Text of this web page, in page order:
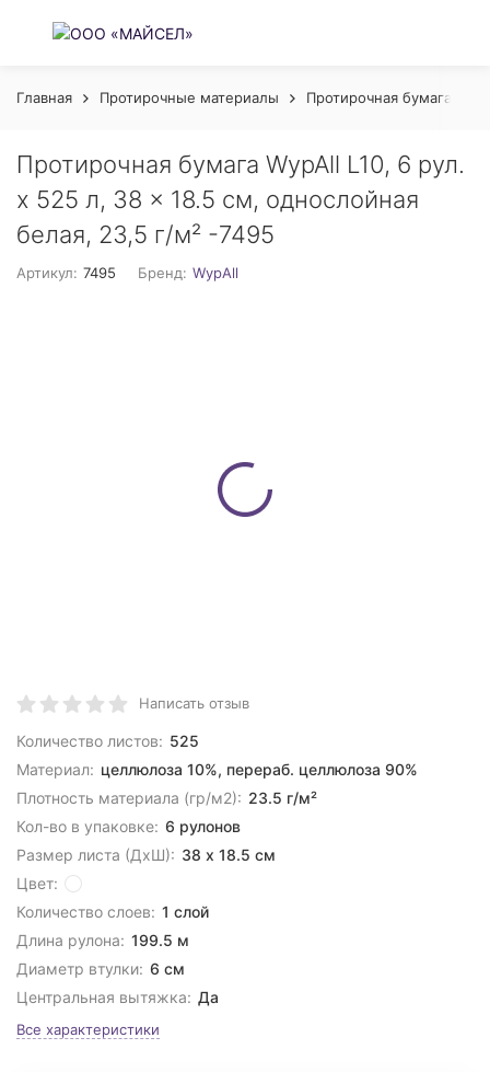
Главная Протирочные материалы Протирочная бумага
Протирочная бумага WypAll L10, 6 рул.
х 525 л, 38 × 18.5 см, однослойная
белая, 23,5 г/м² -7495
Артикул: 7495 Бренд: WypAll
Написать отзыв
Количество листов: 525
Материал: целлюлоза 10%, перераб. целлюлоза 90%
Плотность материала (гр/м2): 23.5 г/м²
Кол-во в упаковке: 6 рулонов
Размер листа (ДхШ): 38 х 18.5 см
Цвет:
Количество слоев: 1 слой
Длина рулона: 199.5 м
Диаметр втулки: 6 см
Центральная вытяжка: Да
Все характеристики